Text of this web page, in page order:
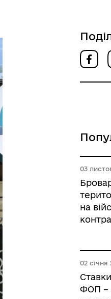
03
на
02 січня
ФОП –